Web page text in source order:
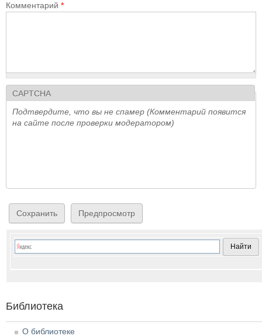
Комментарий *
CAPTCHA
Подтвердите, что вы не спамер (Комментарий появится
на сайте после проверки модератором)
Библиотека
О библиотеке